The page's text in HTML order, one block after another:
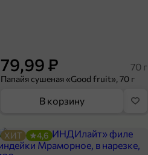
79,99 ₽ 70 г
Папайя сушеная «Good fruit», 70 г
В корзину
ХИТ 4,6